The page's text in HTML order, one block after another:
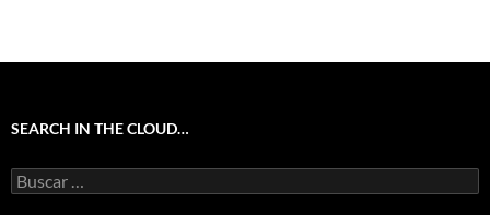
SEARCH IN THE CLOUD…
Buscar: